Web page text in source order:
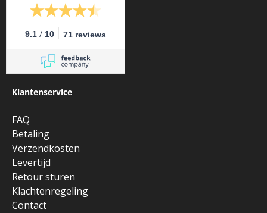
9.1 / 10 71 reviews
Klantenservice
FAQ
Betaling
Verzendkosten
Levertijd
Retour sturen
Klachtenregeling
Contact